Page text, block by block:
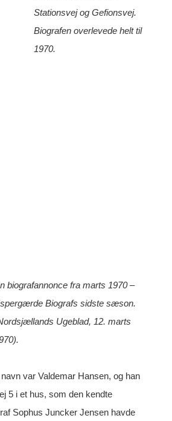
Stationsvej og Gefionsvej.
Biografen overlevede helt til
1970.
biografannonce fra marts 1970 –
Biografs sidste sæson.
Ugeblad, 12. marts
var Valdemar Hansen, og han
5 i et hus, som den kendte
Sophus Juncker Jensen havde